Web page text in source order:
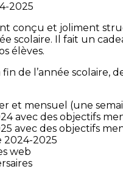
2025
conçu et joliment
scolaire. Il fait un
élèves.
fin de l’année scolaire,
et mensuel (une
avec des objectifs
avec des objectifs
2024-2025
web